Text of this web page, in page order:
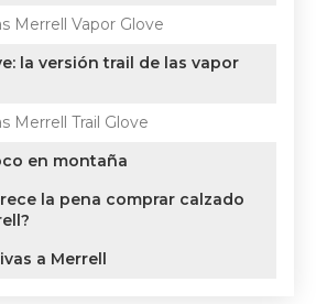
Merrell Vapor Glove
la versión trail de las vapor
Merrell Trail Glove
en montaña
la pena comprar calzado
a Merrell